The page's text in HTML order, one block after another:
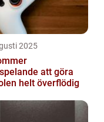
2025
att göra
helt överflödig